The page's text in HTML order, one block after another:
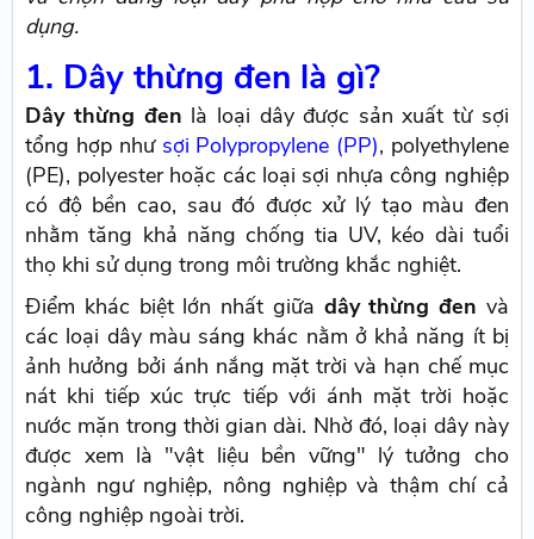
dụng.
1. Dây thừng đen là gì?
Dây thừng đen là loại dây được sản xuất từ sợi
tổng hợp như sợi Polypropylene (PP), polyethylene
(PE), polyester hoặc các loại sợi nhựa công nghiệp
có độ bền cao, sau đó được xử lý tạo màu đen
nhằm tăng khả năng chống tia UV, kéo dài tuổi
thọ khi sử dụng trong môi trường khắc nghiệt.
Điểm khác biệt lớn nhất giữa dây thừng đen và
các loại dây màu sáng khác nằm ở khả năng ít bị
ảnh hưởng bởi ánh nắng mặt trời và hạn chế mục
nát khi tiếp xúc trực tiếp với ánh mặt trời hoặc
nước mặn trong thời gian dài. Nhờ đó, loại dây này
được xem là "vật liệu bền vững" lý tưởng cho
ngành ngư nghiệp, nông nghiệp và thậm chí cả
công nghiệp ngoài trời.